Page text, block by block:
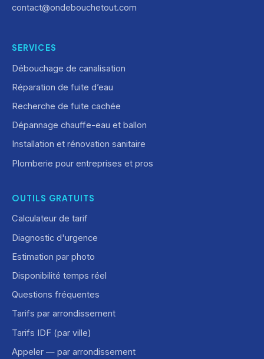
contact@ondebouchetout.com
SERVICES
Débouchage de canalisation
Réparation de fuite d’eau
Recherche de fuite cachée
Dépannage chauffe-eau et ballon
Installation et rénovation sanitaire
Plomberie pour entreprises et pros
OUTILS GRATUITS
Calculateur de tarif
Diagnostic d'urgence
Estimation par photo
Disponibilité temps réel
Questions fréquentes
Tarifs par arrondissement
Tarifs IDF (par ville)
Appeler — par arrondissement